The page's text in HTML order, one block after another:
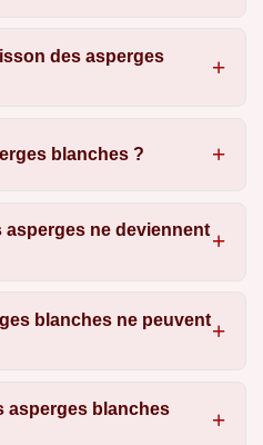
des asperges
blanches ?
asperges ne deviennent
blanches ne peuvent
asperges blanches